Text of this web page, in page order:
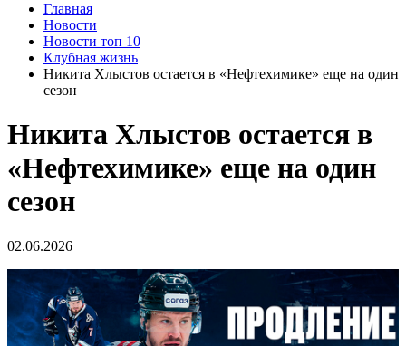
Главная
Новости
Новости топ 10
Клубная жизнь
Никита Хлыстов остается в «Нефтехимике» еще на один
сезон
Никита Хлыстов остается в
«Нефтехимике» еще на один
сезон
02.06.2026